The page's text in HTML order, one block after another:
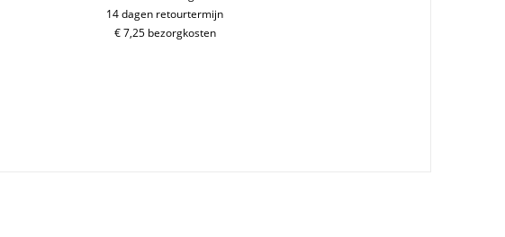
14 dagen retourtermijn
€ 7,25 bezorgkosten